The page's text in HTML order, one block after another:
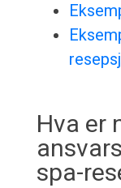
Hva er
spa-